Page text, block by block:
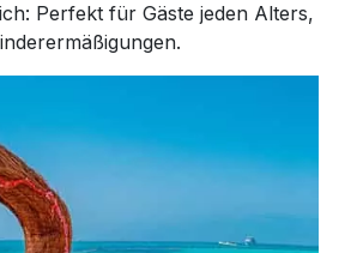
Perfekt für Gäste jeden Alters,